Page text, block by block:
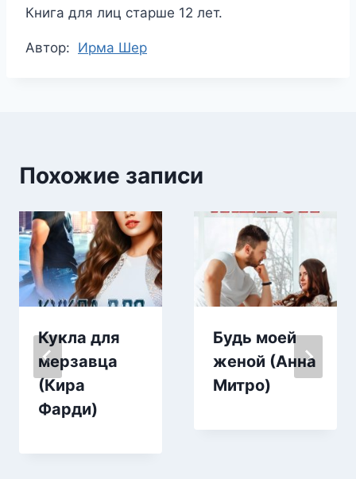
Книга для лиц старше 12 лет.
Метки
Автор: Ирма Шер
Похожие записи
Кукла для
мерзавца
(Кира
Фарди)
Будь моей
женой (Анна
Митро)